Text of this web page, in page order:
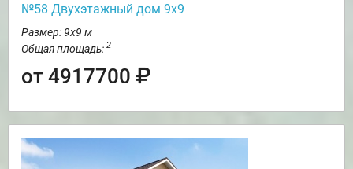
№58 Двухэтажный дом 9х9
Размер: 9х9 м
Общая площадь: 2
от 4917700